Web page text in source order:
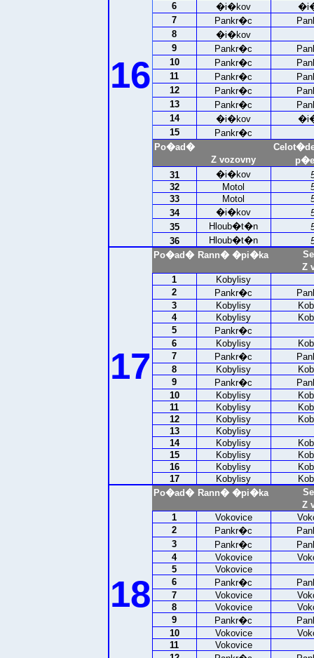
16
6
�i�kov
7
Pankr�c
8
�i�kov
9
Pankr�c
10
Pankr�c
11
Pankr�c
12
Pankr�c
13
Pankr�c
14
�i�kov
15
Pankr�c
Po�ad�
Z vozovny
31
�i�kov
32
Motol
33
Motol
34
�i�kov
35
Hloub�t�n
36
Hloub�t�n
17
Po�ad� Rann� �pi�ka
Z
1
Kobylisy
2
Pankr�c
3
Kobylisy
4
Kobylisy
5
Pankr�c
6
Kobylisy
7
Pankr�c
8
Kobylisy
9
Pankr�c
10
Kobylisy
11
Kobylisy
12
Kobylisy
13
Kobylisy
14
Kobylisy
15
Kobylisy
16
Kobylisy
17
Kobylisy
18
Po�ad� Rann� �pi�ka
Z
1
Vokovice
2
Pankr�c
3
Pankr�c
4
Vokovice
5
Vokovice
6
Pankr�c
7
Vokovice
8
Vokovice
9
Pankr�c
10
Vokovice
11
Vokovice